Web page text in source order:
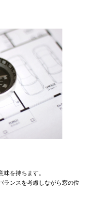
を持ちます。
ランスを考慮しながら窓の位